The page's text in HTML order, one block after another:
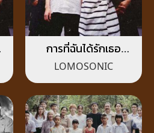
การที่ฉันได้รักเธอ
(LOVE AND LOST)
LOMOSONIC